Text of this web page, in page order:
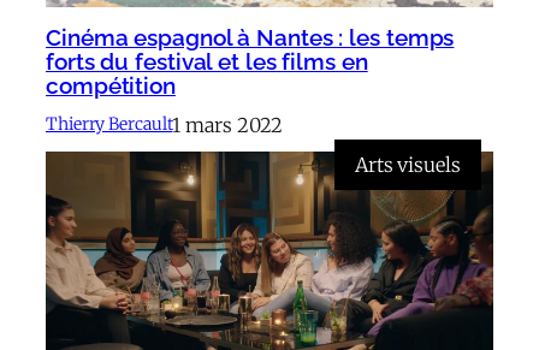
Cinéma espagnol à Nantes : les temps
forts du festival et les films en
compétition
Thierry Bercault1 mars 2022
Arts visuels